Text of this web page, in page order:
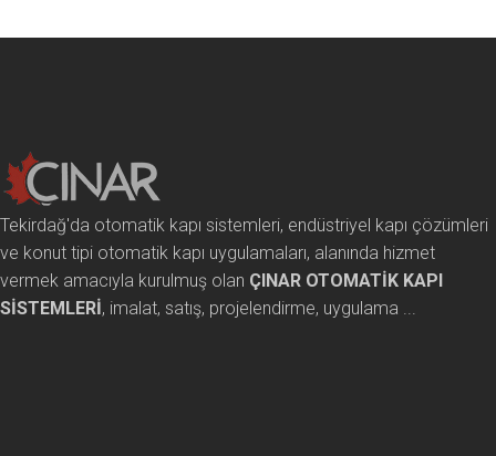
Tekirdağ'da otomatik kapı sistemleri, endüstriyel kapı çözümleri
ve konut tipi otomatik kapı uygulamaları, alanında hizmet
vermek amacıyla kurulmuş olan ÇINAR OTOMATİK KAPI
SİSTEMLERİ, imalat, satış, projelendirme, uygulama ...